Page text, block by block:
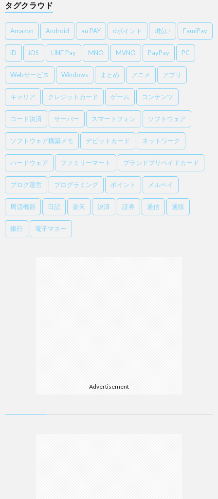
タグクラウド
Amazon Android au PAY dポイント d払い FamiPay
iD iOS LINE Pay MNO MVNO PayPay PC
Webサービス Windows まとめ アニメ アプリ
キャリア クレジットカード ゲーム コンテンツ
コード決済 サーバー スマートフォン ソフトウェア
ソフトウェア構築メモ デビットカード ネットワーク
ハードウェア ファミリーマート ブランドプリペイドカード
ブログ運営 プログラミング ポイント メルペイ
周辺機器 日記 楽天 決済 証券 通信 通販
銀行 電子マネー
Advertisement